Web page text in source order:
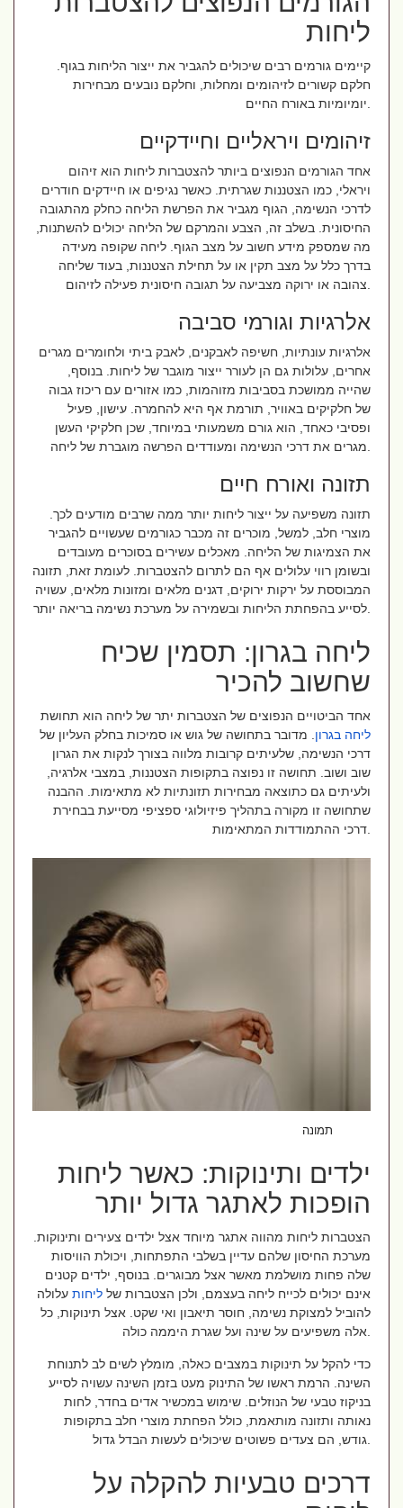
ליחות
קיימים גורמים רבים שיכולים להגביר את ייצור הליחות בגוף.
חלקם קשורים לזיהומים ומחלות, וחלקם נובעים מבחירות
זיהומים ויראליים וחיידקיים
אחד הגורמים הנפוצים ביותר להצטברות ליחות הוא זיהום
ויראלי, כמו הצטננות שגרתית. כאשר נגיפים או חיידקים חודרים
לדרכי הנשימה, הגוף מגביר את הפרשת הליחה כחלק מהתגובה
החיסונית. בשלב זה, הצבע והמרקם של הליחה יכולים להשתנות,
מה שמספק מידע חשוב על מצב הגוף. ליחה שקופה מעידה
בדרך כלל על מצב תקין או על תחילת הצטננות, בעוד שליחה
אלרגיות וגורמי סביבה
אלרגיות עונתיות, חשיפה לאבקנים, לאבק ביתי ולחומרים מגרים
אחרים, עלולות גם הן לעורר ייצור מוגבר של ליחות. בנוסף,
שהייה ממושכת בסביבות מזוהמות, כמו אזורים עם ריכוז גבוה
של חלקיקים באוויר, תורמת אף היא להחמרה. עישון, פעיל
ופסיבי כאחד, הוא גורם משמעותי במיוחד, שכן חלקיקי העשן
תזונה ואורח חיים
תזונה משפיעה על ייצור ליחות יותר ממה שרבים מודעים לכך.
מוצרי חלב, למשל, מוכרים זה מכבר כגורמים שעשויים להגביר
את הצמיגות של הליחה. מאכלים עשירים בסוכרים מעובדים
ובשומן רווי עלולים אף הם לתרום להצטברות. לעומת זאת, תזונה
המבוססת על ירקות ירוקים, דגנים מלאים ומזונות מלאים, עשויה
ליחה בגרון: תסמין שכיח
שחשוב להכיר
אחד הביטויים הנפוצים של הצטברות יתר של ליחה הוא תחושת
ליחה בגרון. מדובר בתחושה של גוש או סמיכות בחלק העליון של
דרכי הנשימה, שלעיתים קרובות מלווה בצורך לנקות את הגרון
שוב ושוב. תחושה זו נפוצה בתקופות הצטננות, במצבי אלרגיה,
ולעיתים גם כתוצאה מבחירות תזונתיות לא מתאימות. ההבנה
שתחושה זו מקורה בתהליך פיזיולוגי ספציפי מסייעת בבחירת
ילדים ותינוקות: כאשר ליחות
הופכות לאתגר גדול יותר
הצטברות ליחות מהווה אתגר מיוחד אצל ילדים צעירים ותינוקות.
מערכת החיסון שלהם עדיין בשלבי התפתחות, ויכולת הוויסות
שלה פחות מושלמת מאשר אצל מבוגרים. בנוסף, ילדים קטנים
אינם יכולים לכייח ליחה בעצמם, ולכן הצטברות שלליחותעלולה
להוביל למצוקת נשימה, חוסר תיאבון ואי שקט. אצל תינוקות, כל
כדי להקל על תינוקות במצבים כאלה, מומלץ לשים לב לתנוחת
השינה. הרמת ראשו של התינוק מעט בזמן השינה עשויה לסייע
בניקוז טבעי של הנוזלים. שימוש במכשיר אדים בחדר, לחות
נאותה ותזונה מותאמת, כולל הפחתת מוצרי חלב בתקופות
דרכים טבעיות להקלה על